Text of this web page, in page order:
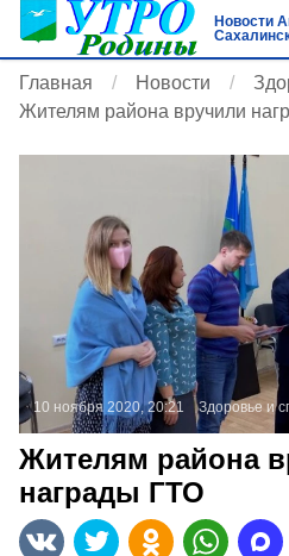
Новости
Главная Новости
Жителям района вручили
10 ноября 2020, 20:21 Здоровье и
Жителям района
награды ГТО